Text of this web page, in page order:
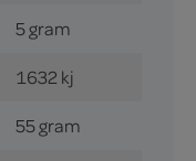
5 gram
1632 kj
55 gram